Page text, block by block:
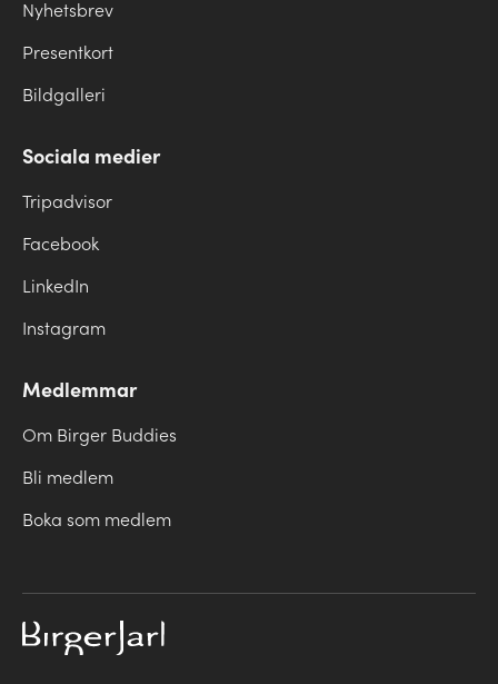
Nyhetsbrev
Presentkort
Bildgalleri
Sociala medier
Tripadvisor
Facebook
LinkedIn
Instagram
Medlemmar
Om Birger Buddies
Bli medlem
Boka som medlem